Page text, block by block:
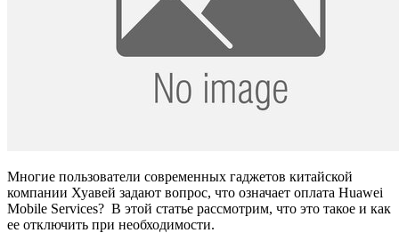
Многие пользователи современных гаджетов китайской
компании Хуавей задают вопрос, что означает оплата Huawei
Mobile Services? В этой статье рассмотрим, что это такое и как
ее отключить при необходимости.